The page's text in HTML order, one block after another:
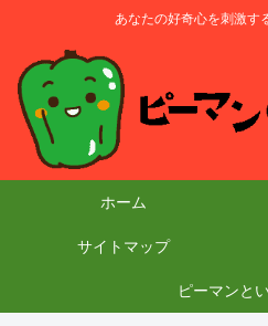
あなたの好奇心を刺激す
ホーム
サイトマップ
ピーマンと